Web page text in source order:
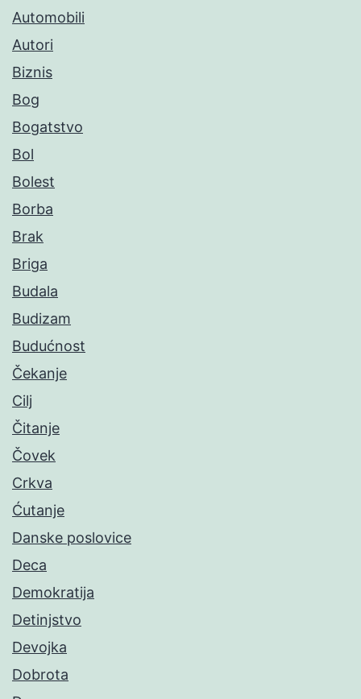
Automobili
Autori
Biznis
Bog
Bogatstvo
Bol
Bolest
Borba
Brak
Briga
Budala
Budizam
Budućnost
Čekanje
Cilj
Čitanje
Čovek
Crkva
Ćutanje
Danske poslovice
Deca
Demokratija
Detinjstvo
Devojka
Dobrota